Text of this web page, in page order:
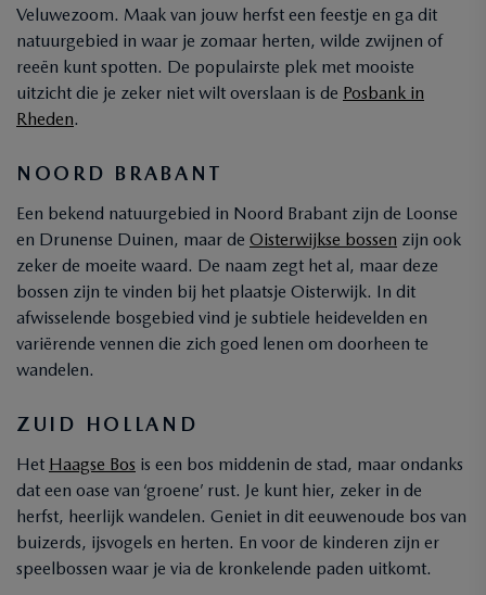
Veluwezoom. Maak van jouw herfst een feestje en ga dit
natuurgebied in waar je zomaar herten, wilde zwijnen of
reeën kunt spotten. De populairste plek met mooiste
uitzicht die je zeker niet wilt overslaan is de Posbank in
Rheden.
NOORD BRABANT
Een bekend natuurgebied in Noord Brabant zijn de Loonse
en Drunense Duinen, maar de Oisterwijkse bossen zijn ook
zeker de moeite waard. De naam zegt het al, maar deze
bossen zijn te vinden bij het plaatsje Oisterwijk. In dit
afwisselende bosgebied vind je subtiele heidevelden en
variërende vennen die zich goed lenen om doorheen te
wandelen.
ZUID HOLLAND
Het Haagse Bos is een bos middenin de stad, maar ondanks
dat een oase van ‘groene’ rust. Je kunt hier, zeker in de
herfst, heerlijk wandelen. Geniet in dit eeuwenoude bos van
buizerds, ijsvogels en herten. En voor de kinderen zijn er
speelbossen waar je via de kronkelende paden uitkomt.